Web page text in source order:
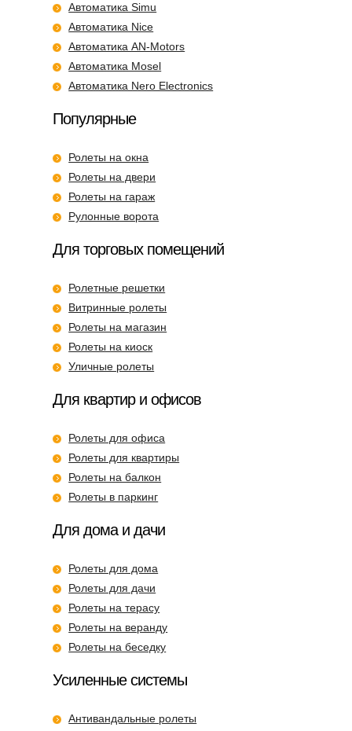
Автоматика Simu
Автоматика Nice
Автоматика AN-Motors
Автоматика Mosel
Автоматика Nero Electronics
Популярные
Ролеты на окна
Ролеты на двери
Ролеты на гараж
Рулонные ворота
Для торговых помещений
Ролетные решетки
Витринные ролеты
Ролеты на магазин
Ролеты на киоск
Уличные ролеты
Для квартир и офисов
Ролеты для офиса
Ролеты для квартиры
Ролеты на балкон
Ролеты в паркинг
Для дома и дачи
Ролеты для дома
Ролеты для дачи
Ролеты на терасу
Ролеты на веранду
Ролеты на беседку
Усиленные системы
Антивандальные ролеты